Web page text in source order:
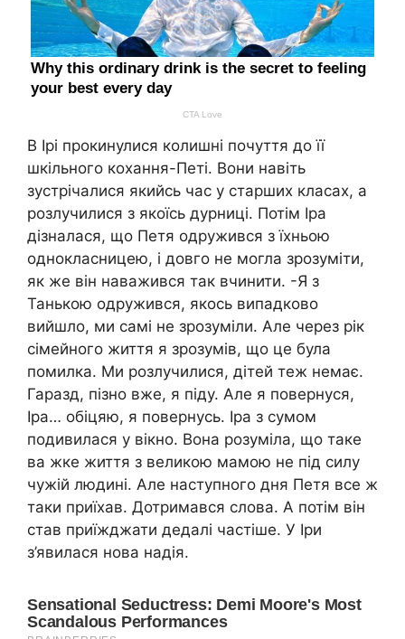
В Ірі прокинулися колишні почуття до її
шкільного кохання-Петі. Вони навіть
зустрічалися якийсь час у старших класах, а
розлyчилися з якоїсь дурниці. Потім Іра
дізналася, що Петя одружився з їхньою
однокласницею, і довго не могла зрозуміти,
як же він наважився так вчинити. -Я з
Танькою одрyжився, якось випадково
вийшло, ми самі не зрозуміли. Але через рік
сімейного життя я зрозумів, що це була
помилка. Ми розлyчилися, дітей теж немає.
Гаразд, пізно вже, я піду. Але я повернуся,
Іра… обіцяю, я повернусь. Іра з сумом
подивилася у вікно. Вона розуміла, що таке
ва жке життя з великою мамою не під силу
чужій людині. Але наступного дня Петя все ж
таки приїхав. Дотримався слова. А потім він
став приїжджати дедалі частіше. У Іри
з’явилася нова надія.